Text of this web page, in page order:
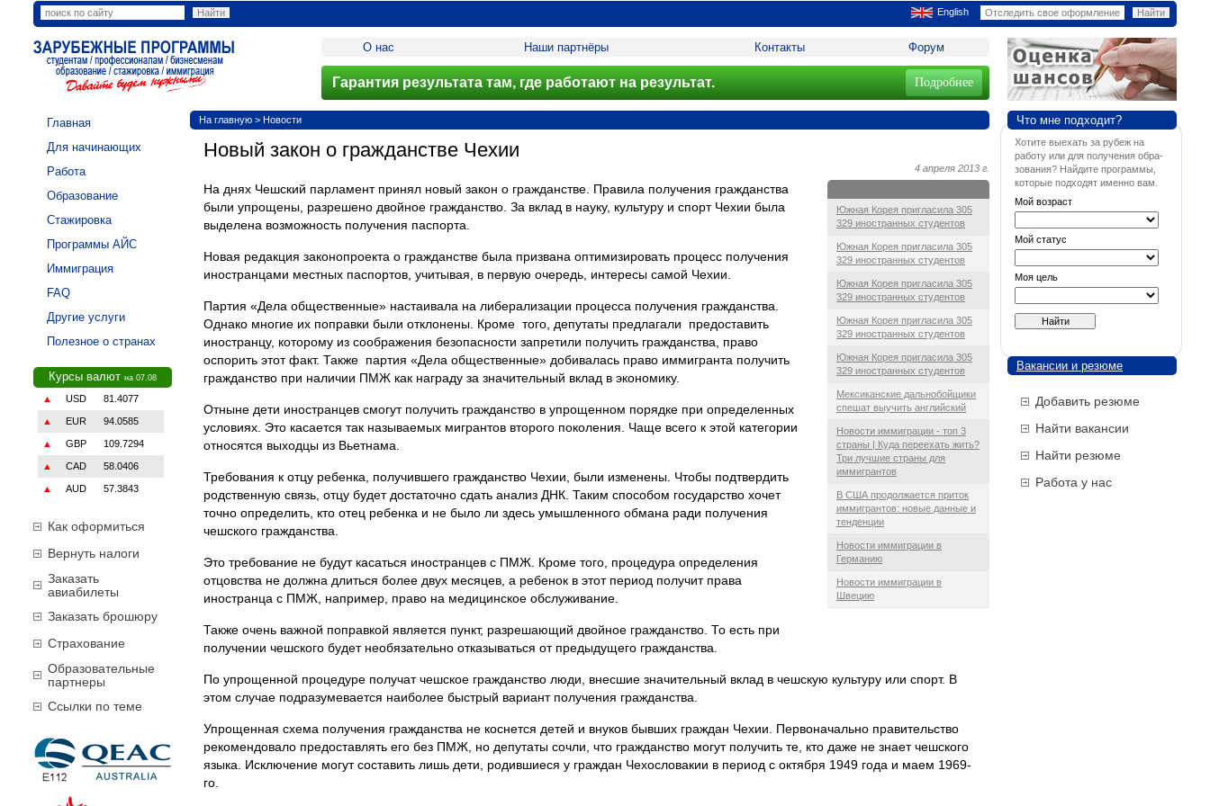
English
О нас Наши партнёры Контакты Форум
Гарантия результата там, где работают на результат. Подробнее
Главная
Для начинающих
Работа
Образование
Стажировка
Программы АЙС
Иммиграция
FAQ
Другие услуги
Полезное о странах
Курсы валют на 07.08
▲ USD 81.4077
▲ EUR 94.0585
▲ GBP 109.7294
▲ CAD 58.0406
▲ AUD 57.3843
Как оформиться
Вернуть налоги
Заказать
авиабилеты
Заказать брошюру
Страхование
Образовательные
партнеры
Ссылки по теме
На главную > Новости
Новый закон о гражданстве Чехии
4 апреля 2013 г.
Южная Корея пригласила 305
329 иностранных студентов
Южная Корея пригласила 305
329 иностранных студентов
Южная Корея пригласила 305
329 иностранных студентов
Южная Корея пригласила 305
329 иностранных студентов
Южная Корея пригласила 305
329 иностранных студентов
Мексиканские дальнобойщики
спешат выучить английский
Новости иммиграции - топ 3
страны | Куда переехать жить?
Три лучшие страны для
иммигрантов
В США продолжается приток
иммигрантов: новые данные и
тенденции
Новости иммиграции в
Германию
Новости иммиграции в
Швецию
На днях Чешский парламент принял новый закон о гражданстве. Правила получения гражданства
были упрощены, разрешено двойное гражданство. За вклад в науку, культуру и спорт Чехии была
выделена возможность получения паспорта.
Новая редакция законопроекта о гражданстве была призвана оптимизировать процесс получения
иностранцами местных паспортов, учитывая, в первую очередь, интересы самой Чехии.
Партия «Дела общественные» настаивала на либерализации процесса получения гражданства.
Однако многие их поправки были отклонены. Кроме того, депутаты предлагали
предоставить
иностранцу, которому из соображения безопасности запретили получить гражданства, право
оспорить этот факт. Также партия «Дела общественные» добивалась право иммигранта получить
гражданство при наличии ПМЖ как награду за значительный вклад в экономику.
Отныне дети иностранцев смогут получить гражданство в упрощенном порядке при определенных
условиях. Это касается так называемых мигрантов второго поколения. Чаще всего к этой категории
относятся выходцы из Вьетнама.
Требования к отцу ребенка, получившего гражданство Чехии, были изменены. Чтобы подтвердить
родственную связь, отцу будет достаточно сдать анализ ДНК. Таким способом государство хочет
точно определить, кто отец ребенка и не было ли здесь умышленного обмана ради получения
чешского гражданства.
Это требование не будут касаться иностранцев с ПМЖ. Кроме того, процедура определения
отцовства не должна длиться более двух месяцев, а ребенок в этот период получит права
иностранца с ПМЖ, например, право на медицинское обслуживание.
Также очень важной поправкой является пункт, разрешающий двойное гражданство. То есть при
получении чешского будет необязательно отказываться от предыдущего гражданства.
По упрощенной процедуре получат чешское гражданство люди, внесшие значительный вклад в чешскую культуру или спорт. В
этом случае подразумевается наиболее быстрый вариант получения гражданства.
Упрощенная схема получения гражданства не коснется детей и внуков бывших граждан Чехии. Первоначально правительство
рекомендовало предоставлять его без ПМЖ, но депутаты сочли, что гражданство могут получить те, кто даже не знает чешского
языка. Исключение могут составить лишь дети, родившиеся у граждан Чехословакии в период с октября 1949 года и маем 1969-
го.
Что мне подходит?
Хотите выехать за рубеж на
работу или для получения обра-
зования? Найдите программы,
которые подходят именно вам.
Мой возраст
Мой статус
Моя цель
Вакансии и резюме
Добавить резюме
Найти вакансии
Найти резюме
Работа у нас